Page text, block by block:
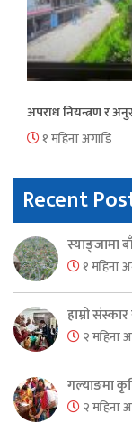
अपराध नियन्त्रण र
१ महिना अगाडि
Recent
स्याङ्जामा
१ महिना
हाम्रो
२ महिना
गल्याङमा
२ महिना